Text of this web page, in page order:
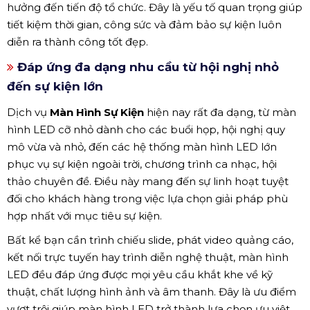
hưởng đến tiến độ tổ chức. Đây là yếu tố quan trọng giúp
tiết kiệm thời gian, công sức và đảm bảo sự kiện luôn
diễn ra thành công tốt đẹp.
Đáp ứng đa dạng nhu cầu từ hội nghị nhỏ
đến sự kiện lớn
Dịch vụ Màn Hình Sự Kiện hiện nay rất đa dạng, từ màn
hình LED cỡ nhỏ dành cho các buổi họp, hội nghị quy
mô vừa và nhỏ, đến các hệ thống màn hình LED lớn
phục vụ sự kiện ngoài trời, chương trình ca nhạc, hội
thảo chuyên đề. Điều này mang đến sự linh hoạt tuyệt
đối cho khách hàng trong việc lựa chọn giải pháp phù
hợp nhất với mục tiêu sự kiện.
Bất kể bạn cần trình chiếu slide, phát video quảng cáo,
kết nối trực tuyến hay trình diễn nghệ thuật, màn hình
LED đều đáp ứng được mọi yêu cầu khắt khe về kỹ
thuật, chất lượng hình ảnh và âm thanh. Đây là ưu điểm